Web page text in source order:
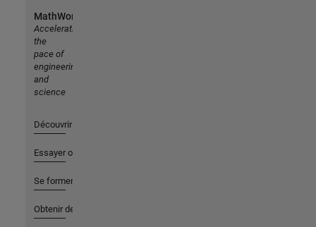
MathWorks
Accelerating
the
pace of
engineering
and
science
Découvrir les produits
Essayer ou acheter
Se former
Obtenir de l'aide